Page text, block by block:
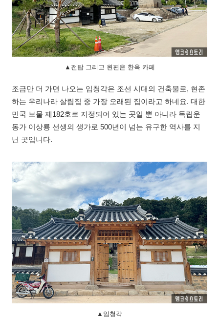
▲전탑 그리고 왼편은 한옥 카페
조금만 더 가면 나오는 임청각은 조선 시대의 건축물로, 현존
하는 우리나라 살림집 중 가장 오래된 집이라고 하네요. 대한
민국 보물 제182호로 지정되어 있는 곳일 뿐 아니라 독립운
동가 이상룡 선생의 생가로 500년이 넘는 유구한 역사를 지
닌 곳입니다.
▲임청각